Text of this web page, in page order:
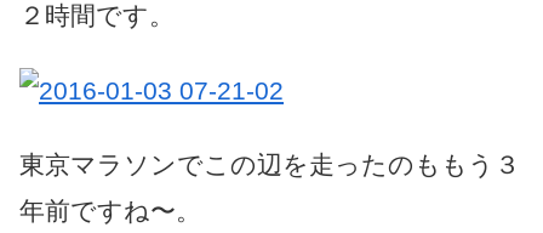
２時間です。
東京マラソンでこの辺を走ったのももう３
年前ですね〜。